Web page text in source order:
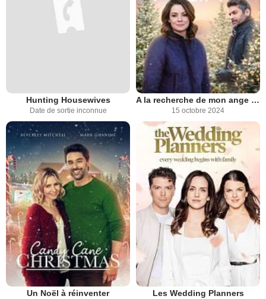
Hunting Housewives
Date de sortie inconnue
A la recherche de mon ange gardien
15 octobre 2024
Un Noël à réinventer Les Wedding Planners